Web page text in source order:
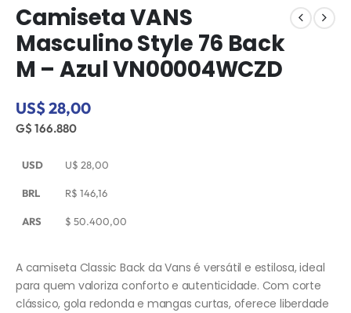
Camiseta VANS
Masculino Style 76 Back
M – Azul VN00004WCZD
US$ 28,00
G$ 166.880
USD U$ 28,00
BRL R$ 146,16
ARS $ 50.400,00
A camiseta Classic Back da Vans é versátil e estilosa, ideal
para quem valoriza conforto e autenticidade. Com corte
clássico, gola redonda e mangas curtas, oferece liberdade